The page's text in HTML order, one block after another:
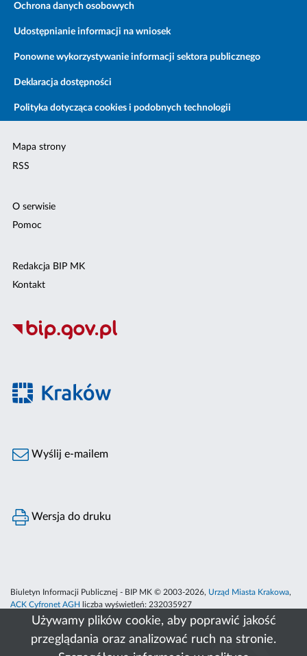
Używamy plików cookie, aby poprawić jakość
przeglądania oraz analizować ruch na stronie.
Ochrona danych osobowych
Udostępnianie informacji na wniosek
Ponowne wykorzystywanie informacji sektora publicznego
Deklaracja dostępności
Polityka dotycząca cookies i podobnych technologii
Mapa strony
RSS
O serwisie
Pomoc
Redakcja BIP MK
Kontakt
Wyślij e-mailem
Wersja do druku
Biuletyn Informacji Publicznej - BIP MK © 2003-2026, Urząd Miasta Krakowa,
ACK Cyfronet AGH
liczba wyświetleń: 232035927